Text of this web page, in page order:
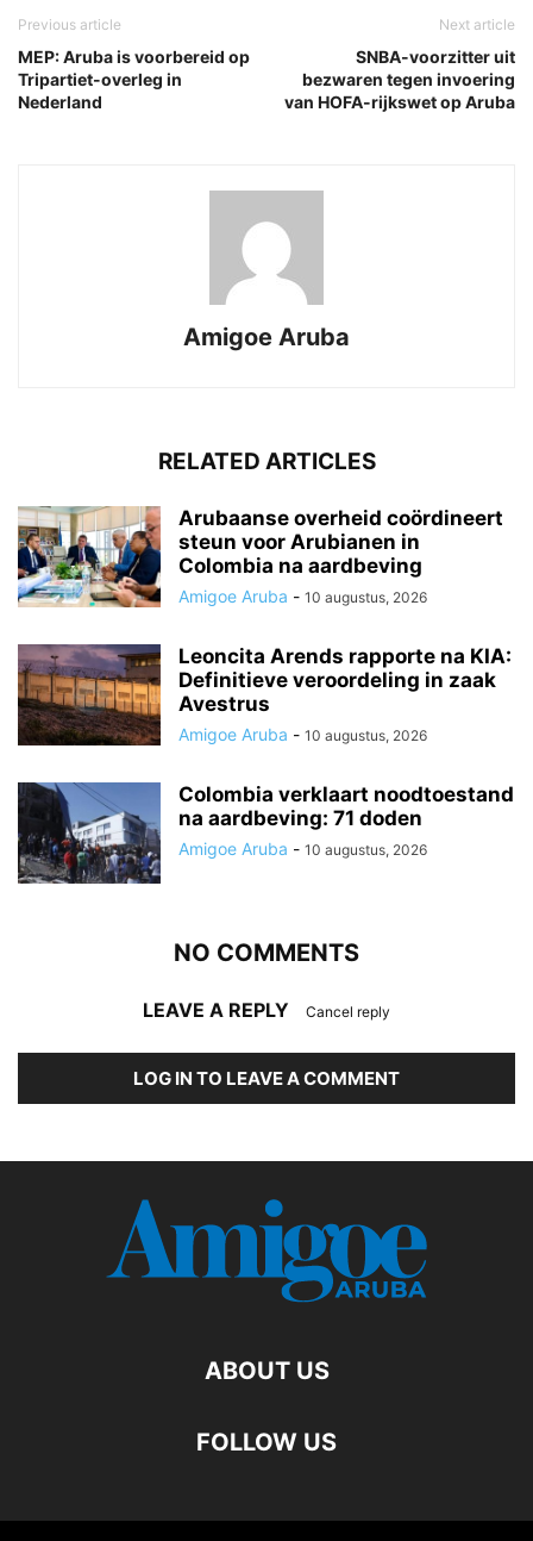
Previous article
MEP: Aruba is voorbereid op
Tripartiet-overleg in
Nederland
Next article
SNBA-voorzitter uit
bezwaren tegen invoering
van HOFA-rijkswet op Aruba
Amigoe Aruba
RELATED ARTICLES
Arubaanse overheid coördineert
steun voor Arubianen in
Colombia na aardbeving
Amigoe Aruba - 10 augustus, 2026
Leoncita Arends rapporte na KIA:
Definitieve veroordeling in zaak
Avestrus
Amigoe Aruba - 10 augustus, 2026
Colombia verklaart noodtoestand
na aardbeving: 71 doden
Amigoe Aruba - 10 augustus, 2026
NO COMMENTS
LEAVE A REPLY Cancel reply
LOG IN TO LEAVE A COMMENT
ABOUT US
FOLLOW US